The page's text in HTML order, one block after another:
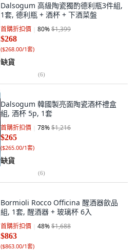
Dalsogum 高級陶瓷獨酌德利瓶3件組,
1套, 德利瓶 + 酒杯 + 下酒菜盤
首購折扣價 80%$1,399
$268
($268.00/1套)
缺貨
(6)
Dalsogum 韓國製亮面陶瓷酒杯禮盒
組, 酒杯 5p, 1套
首購折扣價 78%$1,216
$265
($265.00/1套)
缺貨
(6)
Bormioli Rocco Officina 醒酒器飲品
組, 1套, 醒酒器 + 玻璃杯 6入
首購折扣價 48%$1,688
$863
($863.00/1套)